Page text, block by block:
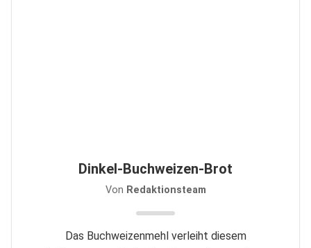
Dinkel-Buchweizen-Brot
Von Redaktionsteam
Das Buchweizenmehl verleiht diesem